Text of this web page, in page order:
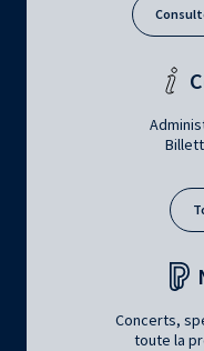
Concerts,
toute la